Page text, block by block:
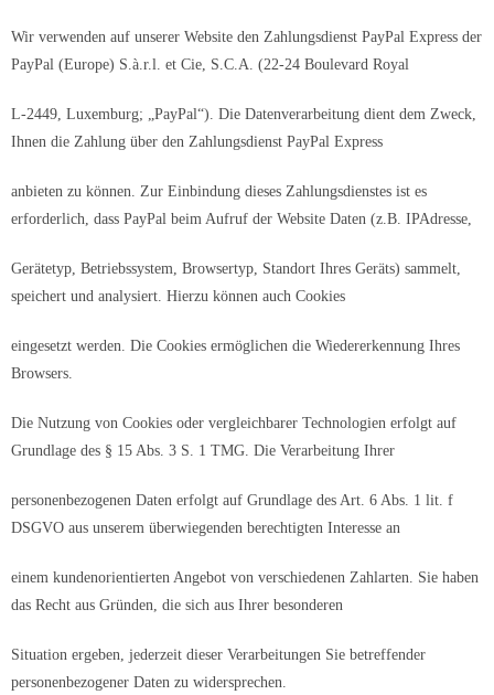
Wir verwenden auf unserer Website den Zahlungsdienst PayPal Express der
PayPal (Europe) S.à.r.l. et Cie, S.C.A. (22-24 Boulevard Royal
L-2449, Luxemburg; „PayPal“). Die Datenverarbeitung dient dem Zweck,
Ihnen die Zahlung über den Zahlungsdienst PayPal Express
anbieten zu können. Zur Einbindung dieses Zahlungsdienstes ist es
erforderlich, dass PayPal beim Aufruf der Website Daten (z.B. IPAdresse,
Gerätetyp, Betriebssystem, Browsertyp, Standort Ihres Geräts) sammelt,
speichert und analysiert. Hierzu können auch Cookies
eingesetzt werden. Die Cookies ermöglichen die Wiedererkennung Ihres
Browsers.
Die Nutzung von Cookies oder vergleichbarer Technologien erfolgt auf
Grundlage des § 15 Abs. 3 S. 1 TMG. Die Verarbeitung Ihrer
personenbezogenen Daten erfolgt auf Grundlage des Art. 6 Abs. 1 lit. f
DSGVO aus unserem überwiegenden berechtigten Interesse an
einem kundenorientierten Angebot von verschiedenen Zahlarten. Sie haben
das Recht aus Gründen, die sich aus Ihrer besonderen
Situation ergeben, jederzeit dieser Verarbeitungen Sie betreffender
personenbezogener Daten zu widersprechen.